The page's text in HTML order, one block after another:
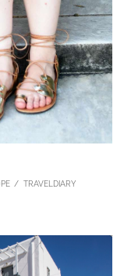
TRAVELDIARY